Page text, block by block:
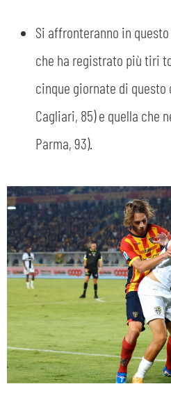
Si affronteranno in
che ha registrato più tiri
cinque giornate di questo
Cagliari, 85) e quella che
Parma, 93).
ACCETTA E